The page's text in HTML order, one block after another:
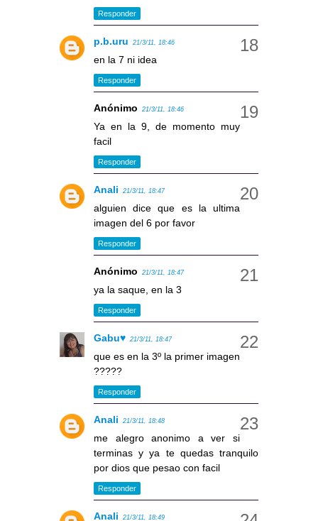
Responder
p.b.uru 21/3/11, 18:46
en la 7 ni idea
Responder
Anónimo 21/3/11, 18:46
Ya en la 9, de momento muy
facil
Responder
Anali 21/3/11, 18:47
alguien dice que es la ultima
imagen del 6 por favor
Responder
Anónimo 21/3/11, 18:47
ya la saque, en la 3
Responder
Gabu♥ 21/3/11, 18:47
que es en la 3º la primer imagen
?????
Responder
Anali 21/3/11, 18:48
me alegro anonimo a ver si
terminas y ya te quedas tranquilo
por dios que pesao con facil
Responder
Anali 21/3/11, 18:49